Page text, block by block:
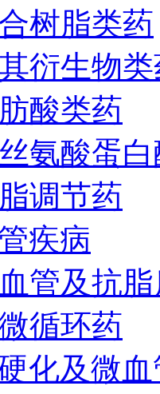
树脂类药
衍生物
酸类药
氨酸蛋
调节药
疾病
管及抗
循环药
化及微